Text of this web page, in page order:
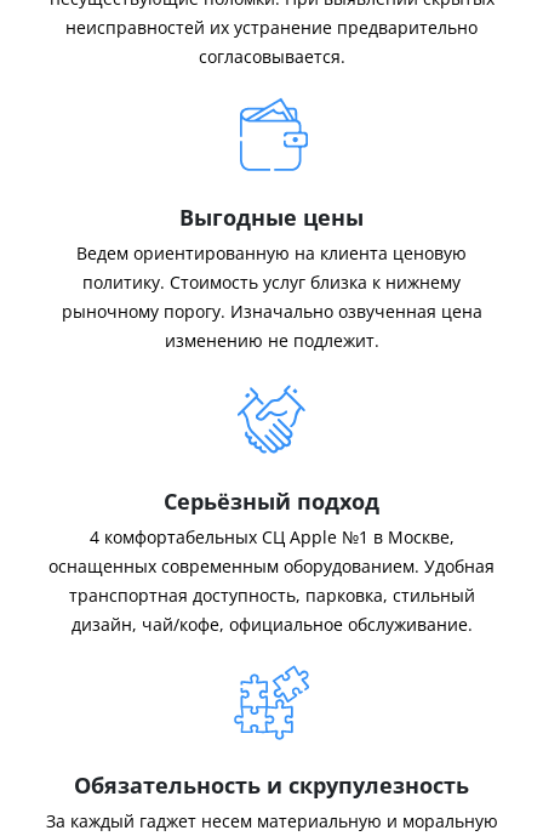
неисправностей их устранение предварительно
согласовывается.
Выгодные цены
Ведем ориентированную на клиента ценовую
политику. Стоимость услуг близка к нижнему
рыночному порогу. Изначально озвученная цена
изменению не подлежит.
Серьёзный подход
4 комфортабельных СЦ Apple №1 в Москве,
оснащенных современным оборудованием. Удобная
транспортная доступность, парковка, стильный
дизайн, чай/кофе, официальное обслуживание.
Обязательность и скрупулезность
За каждый гаджет несем материальную и моральную